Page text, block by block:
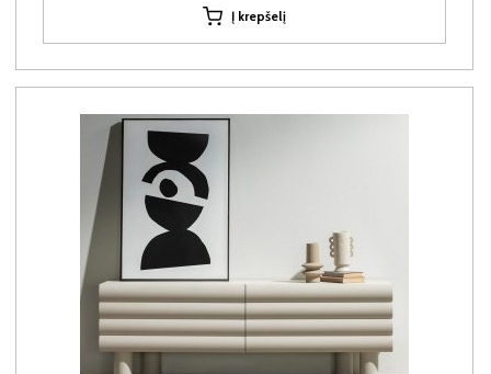
Į krepšelį